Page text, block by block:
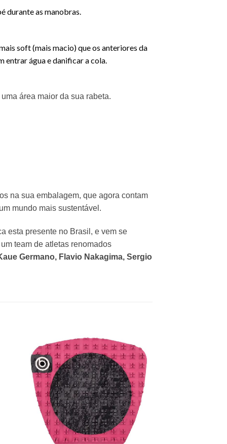
durante as manobras.
soft (mais macio) que os anteriores da
entrar água e danificar a cola.
área maior da sua rabeta.
na sua embalagem, que agora contam
mundo mais sustentável.
esta presente no Brasil, e vem se
team de atletas renomados
Germano, Flavio Nakagima, Sergio